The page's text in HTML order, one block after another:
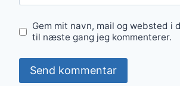
Gem mit navn, mail og websted i
til næste gang jeg kommenterer.